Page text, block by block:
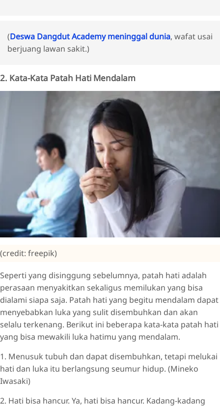
(Deswa Dangdut Academy meninggal dunia, wafat usai
berjuang lawan sakit.)
2. Kata-Kata Patah Hati Mendalam
(credit: freepik)
Seperti yang disinggung sebelumnya, patah hati adalah
perasaan menyakitkan sekaligus memilukan yang bisa
dialami siapa saja. Patah hati yang begitu mendalam dapat
menyebabkan luka yang sulit disembuhkan dan akan
selalu terkenang. Berikut ini beberapa kata-kata patah hati
yang bisa mewakili luka hatimu yang mendalam.
1. Menusuk tubuh dan dapat disembuhkan, tetapi melukai
hati dan luka itu berlangsung seumur hidup. (Mineko
Iwasaki)
2. Hati bisa hancur. Ya, hati bisa hancur. Kadang-kadang